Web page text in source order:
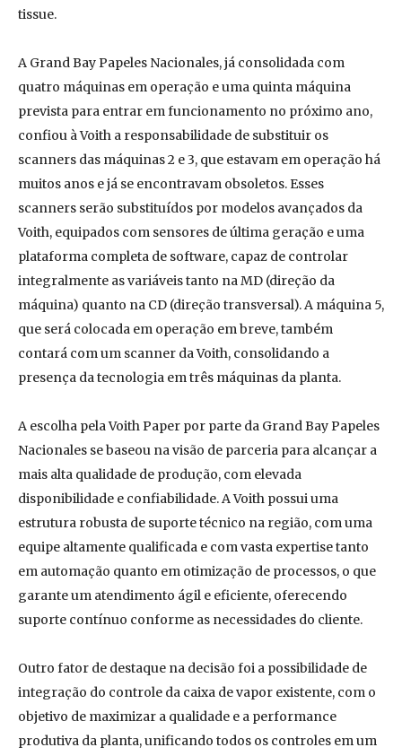
tissue.
A Grand Bay Papeles Nacionales, já consolidada com
quatro máquinas em operação e uma quinta máquina
prevista para entrar em funcionamento no próximo ano,
confiou à Voith a responsabilidade de substituir os
scanners das máquinas 2 e 3, que estavam em operação há
muitos anos e já se encontravam obsoletos. Esses
scanners serão substituídos por modelos avançados da
Voith, equipados com sensores de última geração e uma
plataforma completa de software, capaz de controlar
integralmente as variáveis tanto na MD (direção da
máquina) quanto na CD (direção transversal). A máquina 5,
que será colocada em operação em breve, também
contará com um scanner da Voith, consolidando a
presença da tecnologia em três máquinas da planta.
A escolha pela Voith Paper por parte da Grand Bay Papeles
Nacionales se baseou na visão de parceria para alcançar a
mais alta qualidade de produção, com elevada
disponibilidade e confiabilidade. A Voith possui uma
estrutura robusta de suporte técnico na região, com uma
equipe altamente qualificada e com vasta expertise tanto
em automação quanto em otimização de processos, o que
garante um atendimento ágil e eficiente, oferecendo
suporte contínuo conforme as necessidades do cliente.
Outro fator de destaque na decisão foi a possibilidade de
integração do controle da caixa de vapor existente, com o
objetivo de maximizar a qualidade e a performance
produtiva da planta, unificando todos os controles em um